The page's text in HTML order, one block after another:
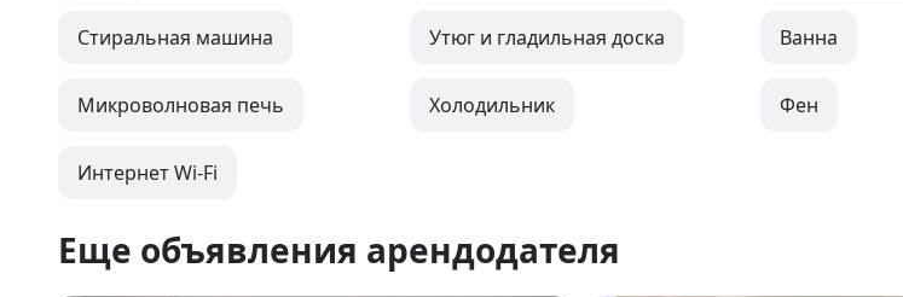
Стиральная машина Утюг и гладильная доска Ванна
Микроволновая печь Холодильник Фен
Интернет Wi-Fi
Еще объявления арендодателя